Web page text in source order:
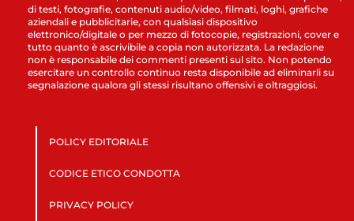
di testi, fotografie, contenuti audio/video, filmati, loghi, grafiche
aziendali e pubblicitarie, con qualsiasi dispositivo
elettronico/digitale o per mezzo di fotocopie, registrazioni, cover e
tutto quanto è ascrivibile a copia non autorizzata. La redazione
non è responsabile dei commenti presenti sul sito. Non potendo
esercitare un controllo continuo resta disponibile ad eliminarli su
segnalazione qualora gli stessi risultano offensivi e oltraggiosi.
POLICY EDITORIALE
CODICE ETICO CONDOTTA
PRIVACY POLICY